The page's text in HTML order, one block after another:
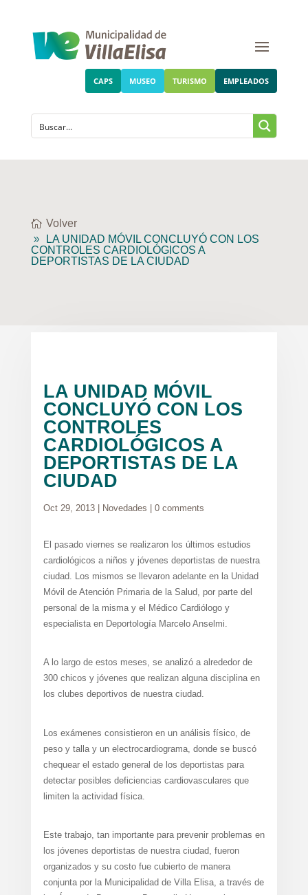
CAPS MUSEO TURISMO EMPLEADOS
Volver
LA UNIDAD MÓVIL CONCLUYÓ CON LOS
CONTROLES CARDIOLÓGICOS A
DEPORTISTAS DE LA CIUDAD
LA UNIDAD MÓVIL
CONCLUYÓ CON LOS
CONTROLES
CARDIOLÓGICOS A
DEPORTISTAS DE LA
CIUDAD
Oct 29, 2013| Novedades 0 comments
El pasado viernes se realizaron los últimos estudios
cardiológicos a niños y jóvenes deportistas de nuestra
ciudad. Los mismos se llevaron adelante en la Unidad
Móvil de Atención Primaria de la Salud, por parte del
personal de la misma y el Médico Cardiólogo y
especialista en Deportología Marcelo Anselmi.
A lo largo de estos meses, se analizó a alrededor de
300 chicos y jóvenes que realizan alguna disciplina en
los clubes deportivos de nuestra ciudad.
Los exámenes consistieron en un análisis físico, de
peso y talla y un electrocardiograma, donde se buscó
chequear el estado general de los deportistas para
detectar posibles deficiencias cardiovasculares que
limiten la actividad física.
Este trabajo, tan importante para prevenir problemas en
los jóvenes deportistas de nuestra ciudad, fueron
organizados y su costo fue cubierto de manera
conjunta por la Municipalidad de Villa Elisa, a través de